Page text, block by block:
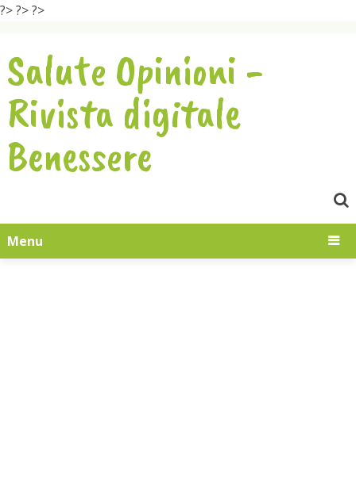
?>?>?>
Salute Opinioni -
Rivista digitale
Benessere
Menu